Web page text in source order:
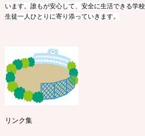
います。誰もが安心して、安全に生活できる学
生徒一人ひとりに寄り添っていきます。
リンク集